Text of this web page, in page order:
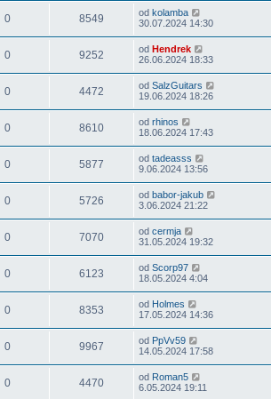
0 8549 od kolamba
30.07.2024 14:30
0 9252 od Hendrek
26.06.2024 18:33
0 4472 od SalzGuitars
19.06.2024 18:26
0 8610 od rhinos
18.06.2024 17:43
0 5877 od tadeasss
9.06.2024 13:56
0 5726 od babor-jakub
3.06.2024 21:22
0 7070 od cermja
31.05.2024 19:32
0 6123 od Scorp97
18.05.2024 4:04
0 8353 od Holmes
17.05.2024 14:36
0 9967 od PpVv59
14.05.2024 17:58
0 4470 od Roman5
6.05.2024 19:11